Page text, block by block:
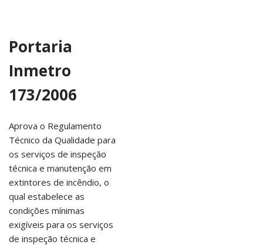
Portaria
Inmetro
173/2006
Aprova o Regulamento
Técnico da Qualidade para
os serviços de inspeção
técnica e manutenção em
extintores de incêndio, o
qual estabelece as
condições mínimas
exigíveis para os serviços
de inspeção técnica e